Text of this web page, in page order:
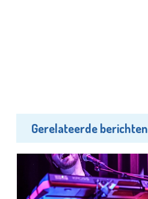
Gerelateerde berichten